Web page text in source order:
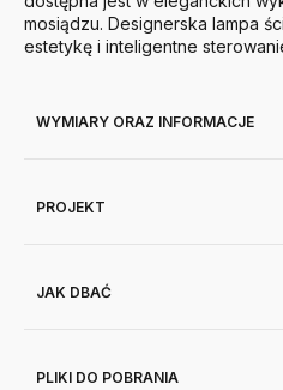
mosiądzu. Designerska lampa
estetykę i inteligentne
WYMIARY ORAZ INFORMACJE
PROJEKT
JAK DBAĆ
PLIKI DO POBRANIA